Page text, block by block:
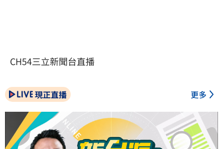
CH54三立新聞台直播
現正直播 更多